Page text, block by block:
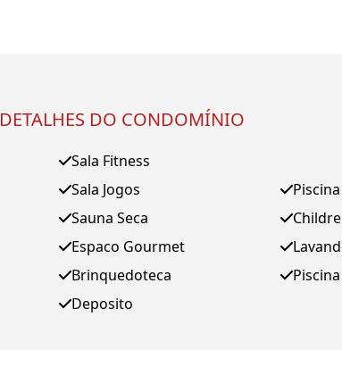
DETALHES DO CONDOMÍNIO
Sala Fitness
Sala Jogos
Sauna Seca
Espaco Gourmet
Brinquedoteca
Deposito